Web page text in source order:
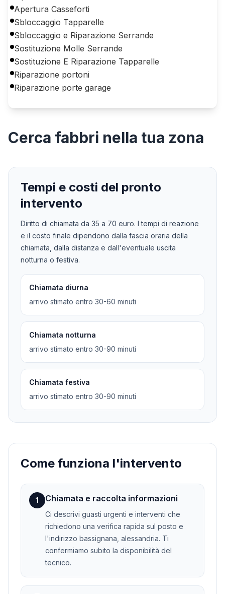
Apertura Casseforti
Sbloccaggio Tapparelle
Sbloccaggio e Riparazione Serrande
Sostituzione Molle Serrande
Sostituzione E Riparazione Tapparelle
Riparazione portoni
Riparazione porte garage
Cerca fabbri nella tua zona
Tempi e costi del pronto
intervento
Diritto di chiamata da 35 a 70 euro. I tempi di reazione
e il costo finale dipendono dalla fascia oraria della
chiamata, dalla distanza e dall'eventuale uscita
notturna o festiva.
Chiamata diurna
arrivo stimato entro 30-60 minuti
Chiamata notturna
arrivo stimato entro 30-90 minuti
Chiamata festiva
arrivo stimato entro 30-90 minuti
Come funziona l'intervento
1 Chiamata e raccolta informazioni
Ci descrivi guasti urgenti e interventi che
richiedono una verifica rapida sul posto e
l'indirizzo bassignana, alessandria. Ti
confermiamo subito la disponibilità del
tecnico.